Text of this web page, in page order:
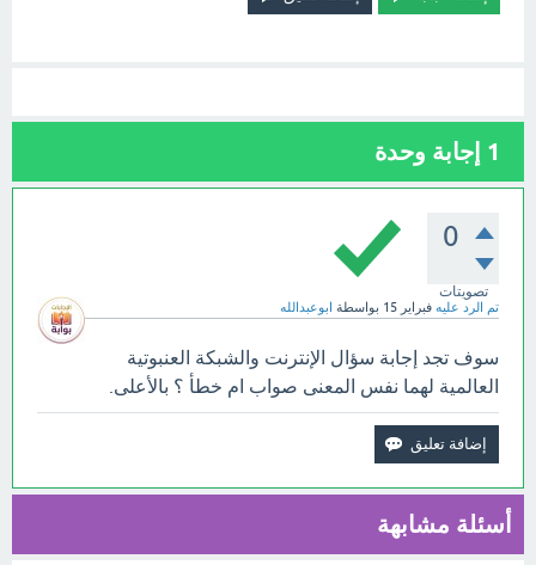
1 إجابة وحدة
0
تصويتات
تم الرد عليه فبراير 15 بواسطة ابوعبدالله
سوف تجد إجابة سؤال الإنترنت والشبكة العنبوتية
العالمية لهما نفس المعنى صواب ام خطأ ؟ بالأعلى.
أسئلة مشابهة